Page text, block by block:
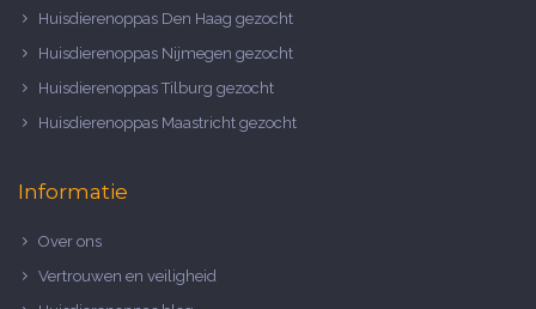
Huisdierenoppas Den Haag gezocht
Huisdierenoppas Nijmegen gezocht
Huisdierenoppas Tilburg gezocht
Huisdierenoppas Maastricht gezocht
Informatie
Over ons
Vertrouwen en veiligheid